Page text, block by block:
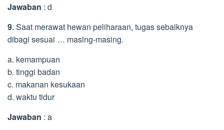
Jawaban : d
9. Saat merawat hewan peliharaan, tugas sebaiknya
dibagi sesuai … masing-masing.
a. kemampuan
b. tinggi badan
c. makanan kesukaan
d. waktu tidur
Jawaban : a